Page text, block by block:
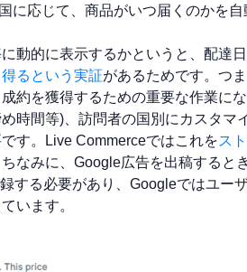
応じて、商品がいつ届くのかを自
動的に表示するかというと、配達
るという実証があるためです。つ
約を獲得するための重要な作業に
時間等)、訪問者の国別にカスタマ
す。Live Commerceではこれをス
なみに、Google広告を出稿すると
する必要があり、Googleではユー
います。